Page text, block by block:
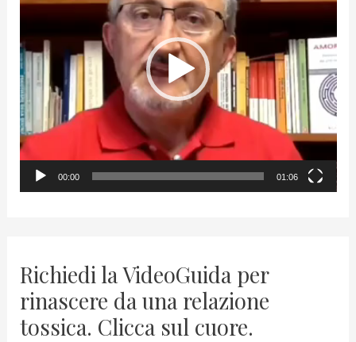
d
o
P
l
a
y
00:00 01:06
Richiedi la VideoGuida per
rinascere da una relazione
tossica. Clicca sul cuore.